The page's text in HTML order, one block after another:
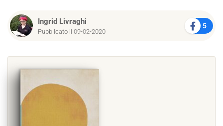
Ingrid Livraghi
Pubblicato il 09-02-2020
5